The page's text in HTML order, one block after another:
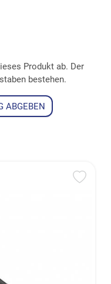
Produkt ab. Der
bestehen.
ABGEBEN